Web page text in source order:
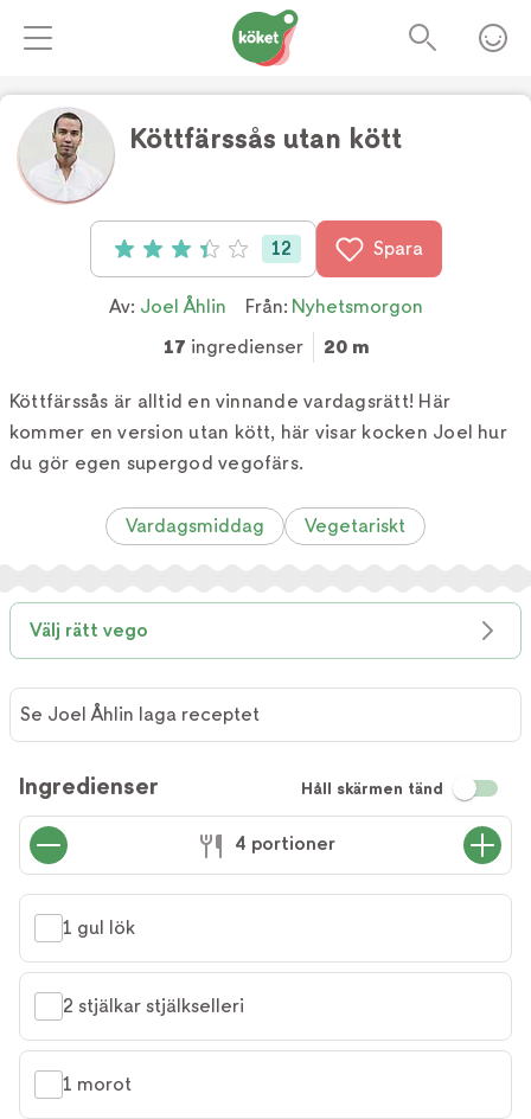
Köttfärssås utan kött
Betyg: 3.4 av 5 (12 röster)
12 Spara
Av: Joel Åhlin Från: Nyhetsmorgon
17 ingredienser 20 m
Köttfärssås är alltid en vinnande vardagsrätt! Här
kommer en version utan kött, här visar kocken Joel hur
du gör egen supergod vegofärs.
Vardagsmiddag Vegetariskt
Välj rätt vego
Se Joel Åhlin laga receptet
Ingredienser Håll skärmen tänd
4 portioner
1 gul lök
2 stjälkar stjälkselleri
1 morot